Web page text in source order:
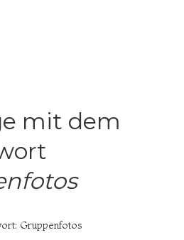
mit dem
Gruppenfotos